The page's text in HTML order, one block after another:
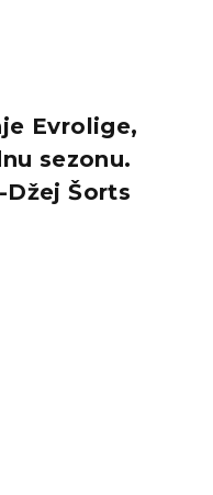
Evrolige,
sezonu.
Šorts